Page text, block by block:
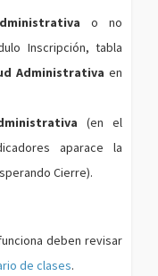
o no
Inscripción, tabla
Administrativa en
(en el
aparace la
Cierre).
deben revisar
de clases.